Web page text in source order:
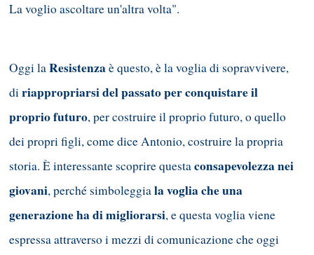
La voglio ascoltare un'altra volta".
Oggi laResistenzaè questo, è la voglia di sopravvivere,
diriappropriarsi del passato per conquistare il
proprio futuro, per costruire il proprio futuro, o quello
dei propri figli, come dice Antonio, costruire la propria
storia. È interessante scoprire questaconsapevolezza nei
giovani, perché simboleggiala voglia che una
generazione ha di migliorarsi, e questa voglia viene
espressa attraverso i mezzi di comunicazione che oggi